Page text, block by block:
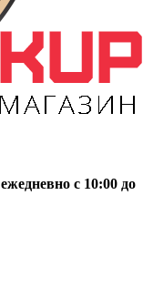
ежедневно с 10:00 до